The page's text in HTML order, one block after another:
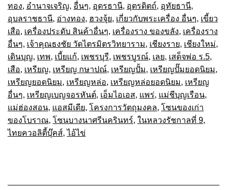
ทอง, อำนาจเจริญ, อื่นๆ, อุดรธานี, อุตรดิตถ์, อุทัยธานี,
อุบลราชธานี, อ่างทอง, ฮวงจุ้ย, เกี่ยวกับพระเครื่อง อื่นๆ, เขี้ยว
เสือ, เครื่องประดับ สินค้าอื่นๆ, เครื่องราง ของขลัง, เครื่องราง
อื่นๆ, เจ้าคุณธงชัย วัดไตรมิตรวิทยาราม, เชียงราย, เชียงใหม่,
เดินบุญ, เทพ, เบี้ยแก้, เพชรบุรี, เพชรบูรณ์, เลย, เสด็จพ่อ ร.5,
เสือ, เหรียญ, เหรียญ กษาปณ์, เหรียญปั้ม, เหรียญปั๊มยอดนิยม,
เหรียญยอดนิยม, เหรียญหล่อ, เหรียญหล่อยอดนิยม, เหรียญ
อื่นๆ, เหรียญเบญจอรหันต์, เอ็มไอเอส, แพร่, แม่ชีบุญเรือน,
แม่ฮ่องสอน, แอสมีเดีย, โครงการวัตถุมงคล, โซนของเก่า
ของโบราณ, โซนบางนาศรีนครินทร์, ในหลวงรัชกาลที่ 9,
ไทยควอลิตี้บุ๊คส์,ไอ้ไข่